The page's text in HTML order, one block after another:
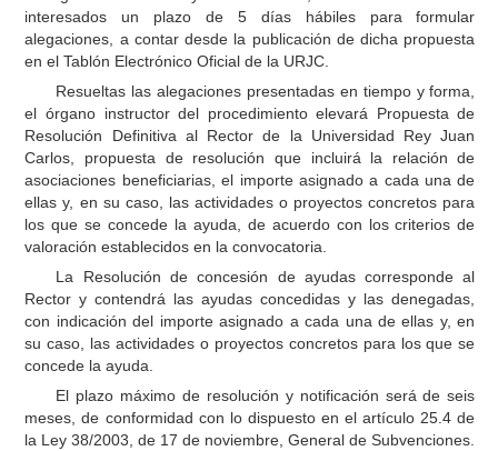
interesados un plazo de 5 días hábiles para formular
alegaciones, a contar desde la publicación de dicha propuesta
en el Tablón Electrónico Oficial de la URJC.
Resueltas las alegaciones presentadas en tiempo y forma,
el órgano instructor del procedimiento elevará Propuesta de
Resolución Definitiva al Rector de la Universidad Rey Juan
Carlos, propuesta de resolución que incluirá la relación de
asociaciones beneficiarias, el importe asignado a cada una de
ellas y, en su caso, las actividades o proyectos concretos para
los que se concede la ayuda, de acuerdo con los criterios de
valoración establecidos en la convocatoria.
La Resolución de concesión de ayudas corresponde al
Rector y contendrá las ayudas concedidas y las denegadas,
con indicación del importe asignado a cada una de ellas y, en
su caso, las actividades o proyectos concretos para los que se
concede la ayuda.
El plazo máximo de resolución y notificación será de seis
meses, de conformidad con lo dispuesto en el artículo 25.4 de
la Ley 38/2003, de 17 de noviembre, General de Subvenciones.